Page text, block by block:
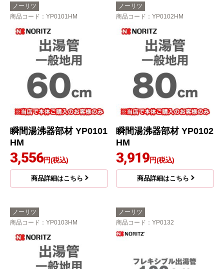
ノーリツ
商品コード ：YP0101HM
瞬間湯沸器部材 YP0101
HM
3,556円(税込)
商品詳細はこちら
ノーリツ
商品コード ：YP0102HM
瞬間湯沸器部材 YP0102
HM
3,919円(税込)
商品詳細はこちら
ノーリツ
商品コード ：YP0103HM
ノーリツ
商品コード ：YP0132